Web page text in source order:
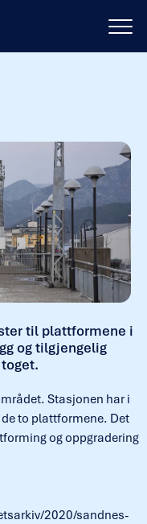
til plattformene i
og tilgjengelig
Stasjonen har i
to plattformene. Det
og oppgradering
2020/sandnes-